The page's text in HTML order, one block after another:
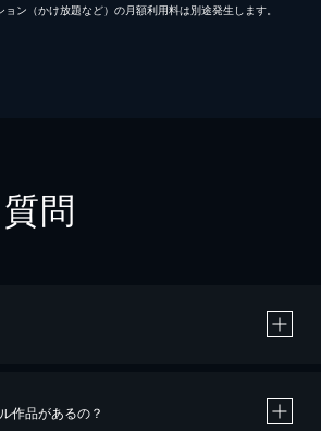
ン（かけ放題など）の月額利用料は別途発生します。
問
作品があるの？